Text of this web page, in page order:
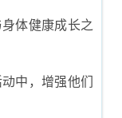
体健康成长之
中，增强他们